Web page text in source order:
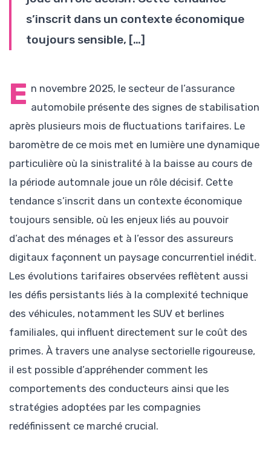
s’inscrit dans un contexte économique
toujours sensible, […]
E n novembre 2025, le secteur de l’assurance
automobile présente des signes de stabilisation
après plusieurs mois de fluctuations tarifaires. Le
baromètre de ce mois met en lumière une dynamique
particulière où la sinistralité à la baisse au cours de
la période automnale joue un rôle décisif. Cette
tendance s’inscrit dans un contexte économique
toujours sensible, où les enjeux liés au pouvoir
d’achat des ménages et à l’essor des assureurs
digitaux façonnent un paysage concurrentiel inédit.
Les évolutions tarifaires observées reflètent aussi
les défis persistants liés à la complexité technique
des véhicules, notamment les SUV et berlines
familiales, qui influent directement sur le coût des
primes. À travers une analyse sectorielle rigoureuse,
il est possible d’appréhender comment les
comportements des conducteurs ainsi que les
stratégies adoptées par les compagnies
redéfinissent ce marché crucial.